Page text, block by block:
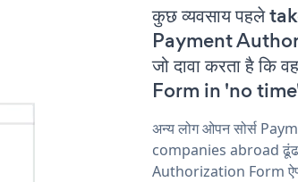
कुछ व्यवसाय पहले
Payment
जो दावा करता है
Form in 'no time'
अन्य लोग ओपन सोर्स
companies abroad
Authorization Form